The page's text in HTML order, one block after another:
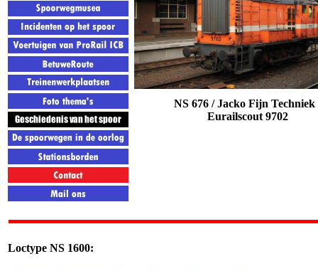
NS 676 /Jacko Fijn Techniek
Eurailscout 9702
Loctype NS 1600: